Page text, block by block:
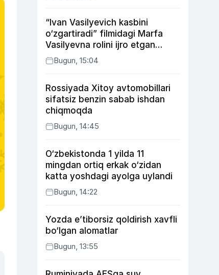
“Ivan Vasilyevich kasbini
o‘zgartiradi” filmidagi Marfa
Vasilyevna rolini ijro etgan
aktrisaning taqdiri qanday
kechdi?
Bugun, 15:04
Rossiyada Xitoy avtomobillari
sifatsiz benzin sabab ishdan
chiqmoqda
Bugun, 14:45
O‘zbekistonda 1 yilda 11
mingdan ortiq erkak o‘zidan
katta yoshdagi ayolga uylandi
Bugun, 14:22
Yozda e’tiborsiz qoldirish xavfli
bo‘lgan alomatlar
Bugun, 13:55